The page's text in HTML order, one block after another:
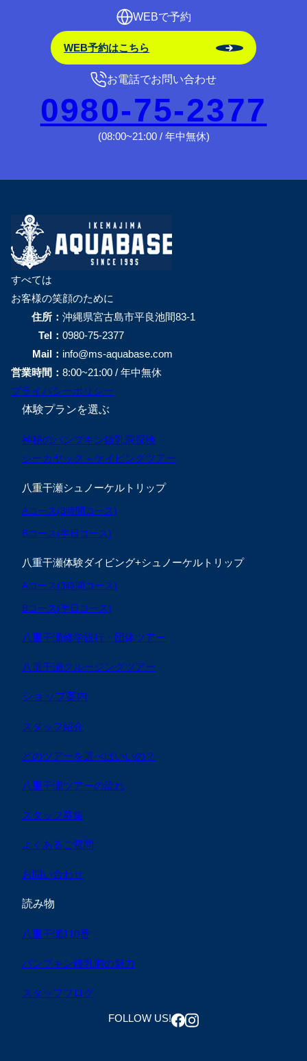
WEBで予約
WEB予約はこちら
お電話でお問い合わせ
0980-75-2377
(08:00~21:00 / 年中無休)
すべては
お客様の笑顔のために
住所： 沖縄県宮古島市平良池間83-1
Tel： 0980-75-2377
Mail： info@ms-aquabase.com
営業時間： 8:00~21:00 / 年中無休
プライバシーポリシー
体験プランを選ぶ
神秘のパンプキン鍾乳洞探検
シーカヤック＋ケイビングツアー
八重干瀬シュノーケルトリップ
Aコース(3時間コース)
Bコース(半日コース)
八重干瀬体験ダイビング+シュノーケルトリップ
Aコース(3時間コース)
Bコース(半日コース)
八重干瀬修学旅行・団体ツアー
八重干瀬クルージングツアー
ショップ案内
スタッフ紹介
どのツアーを選べばいいの？
八重干瀬ツアーの流れ
スタッフ募集
よくあるご質問
お問い合わせ
読み物
八重干瀬110番
パンプキン鍾乳洞の魅力
スタッフブログ
FOLLOW US!